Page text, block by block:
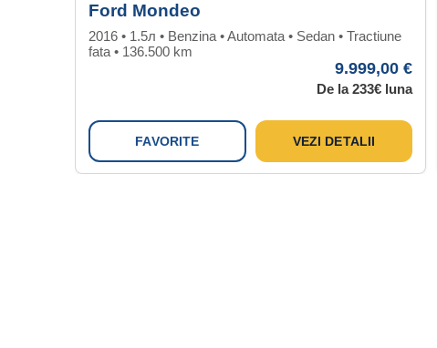
Ford Mondeo
2016 • 1.5л • Benzina • Automata • Sedan • Tractiune
fata • 136.500 km
9.999,00 €
De la 233€ luna
FAVORITE VEZI DETALII